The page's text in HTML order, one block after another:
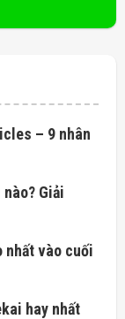
– 9 nhân
Giải
nhất vào cuối
hay nhất